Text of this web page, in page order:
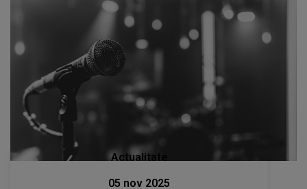
Actualitate
05 nov 2025